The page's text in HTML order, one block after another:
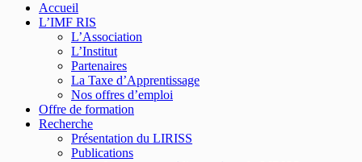
Accueil
L’IMF RIS
L’Association
L’Institut
Partenaires
La Taxe d’Apprentissage
Nos offres d’emploi
Offre de formation
Recherche
Présentation du LIRISS
Publications